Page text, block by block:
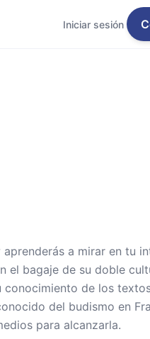
Iniciar sesión
a mirar en tu
el bagaje de su doble
conocimiento de los
del budismo en
para alcanzarla.